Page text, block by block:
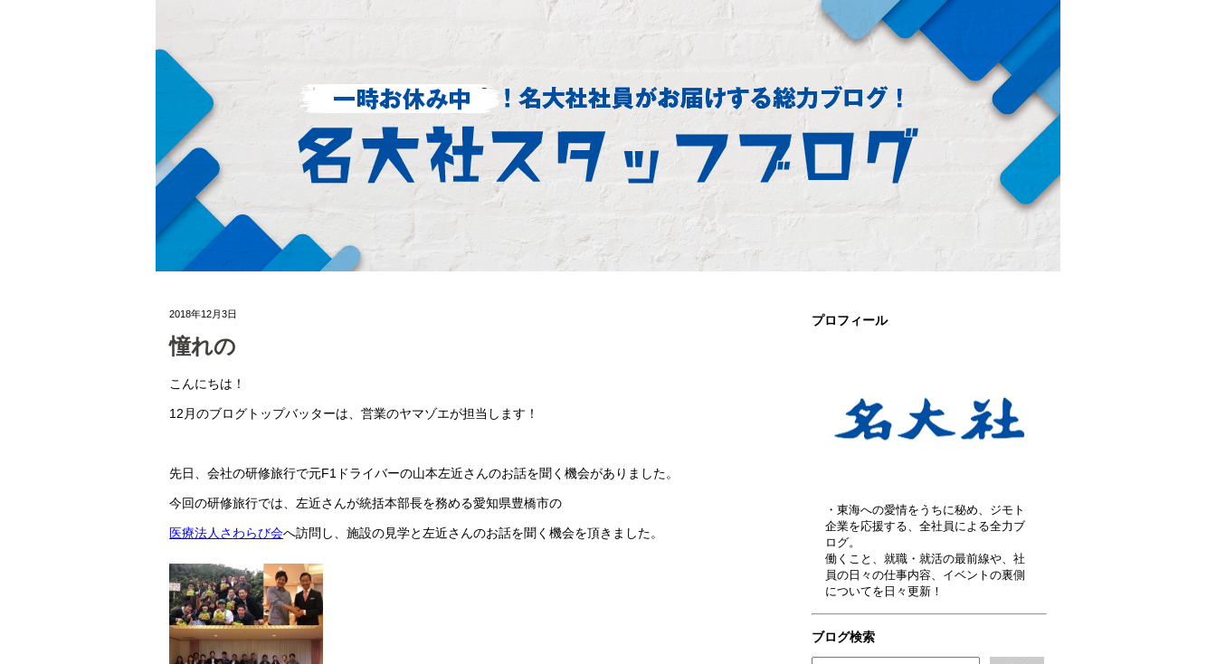
プロフィール
・東海への愛情をうちに秘め、ジモト
企業を応援する、全社員による全力ブ
ログ。
働くこと、就職・就活の最前線や、社
員の日々の仕事内容、イベントの裏側
についてを日々更新！
ブログ検索
2018年12月3日
憧れの
こんにちは！
12月のブログトップバッターは、営業のヤマゾエが担当します！
先日、会社の研修旅行で元F1ドライバーの山本左近さんのお話を聞く機会がありました。
今回の研修旅行では、左近さんが統括本部長を務める愛知県豊橋市の
医療法人さわらび会へ訪問し、施設の見学と左近さんのお話を聞く機会を頂きました。